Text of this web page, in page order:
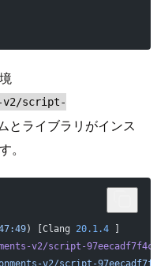
v2/script-
とライブラリがインス
。
) [Clang 20.1.4 ]
v2/script-
v2/script-